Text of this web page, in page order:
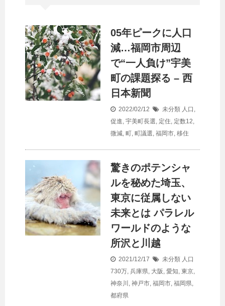
05年ピークに 人口
減…福岡市周辺
で“一人負け”宇美
町の課題探る – 西
日本新聞
2022/02/12 未分類 人口 ,
促進, 宇美町長選, 定住, 定数12,
微減, 町, 町議選, 福岡市, 移住
驚きのポテンシャ
ルを秘めた埼玉、
東京に従属しない
未来とは パラレル
ワールドのような
所沢と川越
2021/12/17 未分類 人口
730万, 兵庫県, 大阪 , 愛知, 東京,
神奈川 , 神戸市, 福岡市, 福岡県,
都府県